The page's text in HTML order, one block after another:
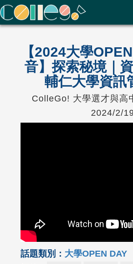
ColleGo! 大學選才與高中育才輔助系統
【2024大學
音】探索秘境｜資
輔仁大學資訊
ColleGo! 大學選才與高
2024/2/
話題類別： 大學OPEN DAY